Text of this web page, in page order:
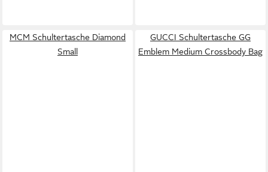
MCM Schultertasche Diamond
Small
GUCCI Schultertasche GG
Emblem Medium Crossbody Bag